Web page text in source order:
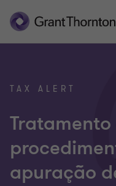
TAX ALERT
apuração